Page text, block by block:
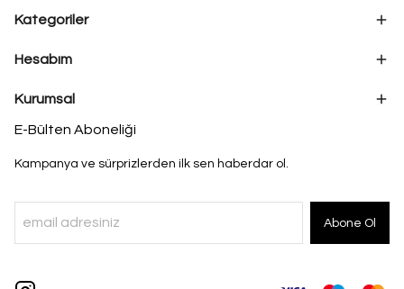
Kategoriler
Hesabım
Kurumsal
E-Bülten Aboneliği
Kampanya ve sürprizlerden ilk sen haberdar ol.
Abone Ol